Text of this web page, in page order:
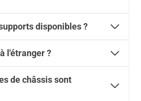
disponibles ?
l'étranger ?
de châssis sont